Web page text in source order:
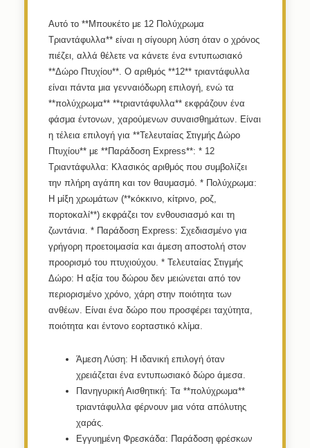
Αυτό το **Μπουκέτο με 12 Πολύχρωμα
Τριαντάφυλλα** είναι η σίγουρη λύση όταν ο χρόνος
πιέζει, αλλά θέλετε να κάνετε ένα εντυπωσιακό
**Δώρο Πτυχίου**. Ο αριθμός **12** τριαντάφυλλα
είναι πάντα μια γενναιόδωρη επιλογή, ενώ τα
**πολύχρωμα** **τριαντάφυλλα** εκφράζουν ένα
φάσμα έντονων, χαρούμενων συναισθημάτων. Είναι
η τέλεια επιλογή για **Τελευταίας Στιγμής Δώρο
Πτυχίου** με **Παράδοση Express**: * 12
Τριαντάφυλλα: Κλασικός αριθμός που συμβολίζει
την πλήρη αγάπη και τον θαυμασμό. * Πολύχρωμα:
Η μίξη χρωμάτων (**κόκκινο, κίτρινο, ροζ,
πορτοκαλί**) εκφράζει τον ενθουσιασμό και τη
ζωντάνια. * Παράδοση Express: Σχεδιασμένο για
γρήγορη προετοιμασία και άμεση αποστολή στον
προορισμό του πτυχιούχου. * Τελευταίας Στιγμής
Δώρο: Η αξία του δώρου δεν μειώνεται από τον
περιορισμένο χρόνο, χάρη στην ποιότητα των
ανθέων. Είναι ένα δώρο που προσφέρει ταχύτητα,
ποιότητα και έντονο εορταστικό κλίμα.
Άμεση Λύση: Η ιδανική επιλογή όταν
χρειάζεται ένα εντυπωσιακό δώρο άμεσα.
Πανηγυρική Αισθητική: Τα **πολύχρωμα**
τριαντάφυλλα φέρνουν μια νότα απόλυτης
χαράς.
Εγγυημένη Φρεσκάδα: Παράδοση φρέσκων